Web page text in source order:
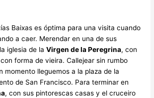
Baixas es óptima para una visita cuando
a caer. Merendar en una de sus
iglesia de laVirgen de la Peregrina, con
forma de vieira. Callejear sin rumbo
momento lleguemos a la plaza de la
de San Francisco. Para terminar en
, con sus pintorescas casas y el cruceiro